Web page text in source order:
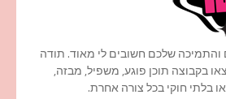
שלכם חשובים לי מאוד. תודה
בקבוצה תוכן פוגע, משפיל, מבזה,
או בלתי חוקי בכל צורה אחרת.